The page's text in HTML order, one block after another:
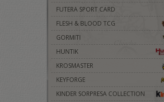
FUTERA SPORT CARD
FLESH & BLOOD TCG
GORMITI
HUNTIK
KROSMASTER
KEYFORGE
KINDER SORPRESA COLLECTION